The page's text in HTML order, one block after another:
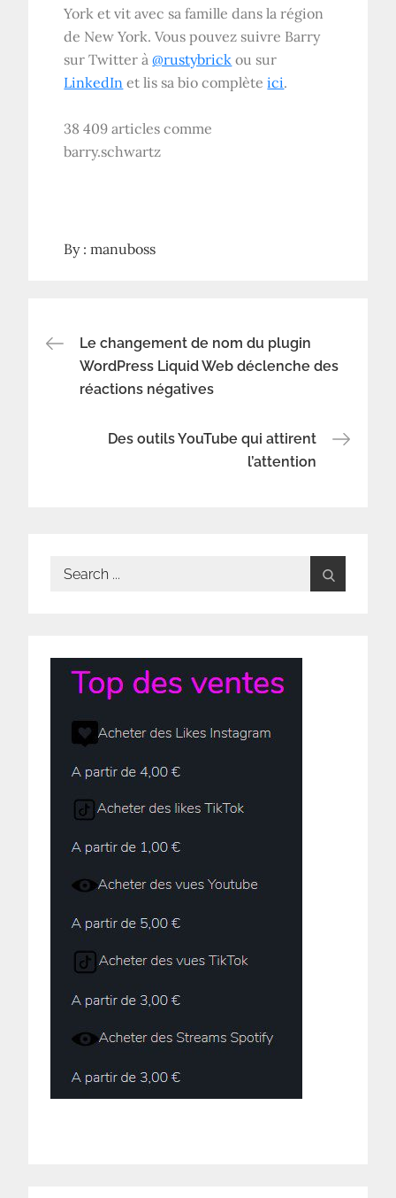
York et vit avec sa famille dans la région
de New York. Vous pouvez suivre Barry
sur Twitter à@rustybrick ou sur
LinkedIn et lis sa bio complèteici.
38 409 articles comme
barry.schwartz
By :manuboss
Navigation
de
l’article
Le changement de nom du plugin
WordPress Liquid Web déclenche des
réactions négatives
Des outils YouTube qui attirent
l’attention
Search